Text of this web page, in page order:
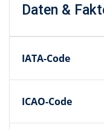
Daten &
IATA-Code
ICAO-Code